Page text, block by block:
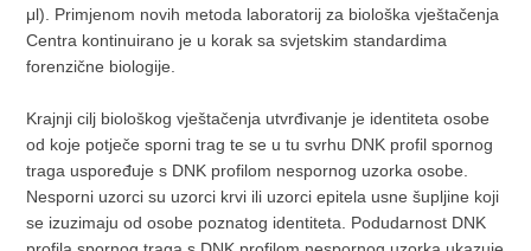
μl). Primjenom novih metoda laboratorij za biološka vještačenja
Centra kontinuirano je u korak sa svjetskim standardima
forenzične biologije.
Krajnji cilj biološkog vještačenja utvrđivanje je identiteta osobe
od koje potječe sporni trag te se u tu svrhu DNK profil spornog
traga uspoređuje s DNK profilom nespornog uzorka osobe.
Nesporni uzorci su uzorci krvi ili uzorci epitela usne šupljine koji
se izuzimaju od osobe poznatog identiteta. Podudarnost DNK